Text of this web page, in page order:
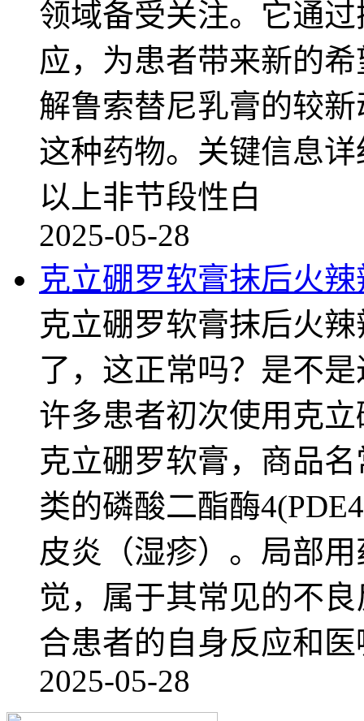
领域备受关注。它通
应，为患者带来新的
解鲁索替尼乳膏的较
这种药物。关键信息
以上非节段性白
2025-05-28
克立硼罗软膏抹后火辣
克立硼罗软膏抹后火
了，这正常吗？是不
许多患者初次使用克
克立硼罗软膏，商品
类的磷酸二酯酶
皮炎（湿疹）。局部
觉，属于其常见的不
合患者的自身反应和
2025-05-28